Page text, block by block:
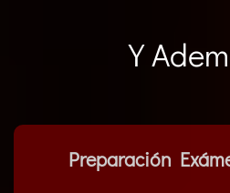
Y
Preparación